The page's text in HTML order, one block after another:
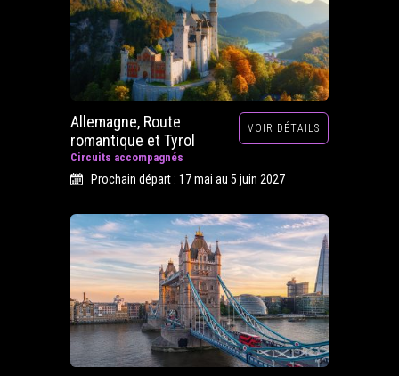
Allemagne, Route
romantique et Tyrol
Circuits accompagnés
VOIR DÉTAILS
Prochain départ : 17 mai au 5 juin 2027